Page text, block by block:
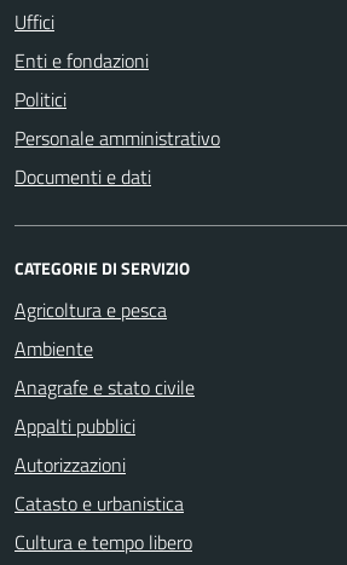
Uffici
Enti e fondazioni
Politici
Personale amministrativo
Documenti e dati
CATEGORIE DI SERVIZIO
Agricoltura e pesca
Ambiente
Anagrafe e stato civile
Appalti pubblici
Autorizzazioni
Catasto e urbanistica
Cultura e tempo libero